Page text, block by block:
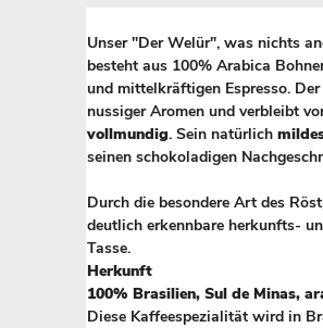
Unser "Der Welür", was nichts
besteht aus 100% Arabica
und mittelkräftigen Espresso.
nussiger Aromen und verbleibt
vollmundig. Sein natürlich
seinen schokoladigen
Durch die besondere Art des
deutlich erkennbare herkunfts-
Tasse.
Herkunft
100% Brasilien, Sul de Minas,
Diese Kaffeespezialität wird in